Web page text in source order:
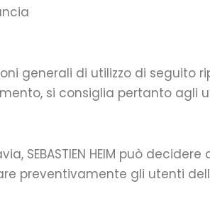
generali di utilizzo di seguito
si consiglia pertanto agli
HEIM può
preventivamente gli utenti